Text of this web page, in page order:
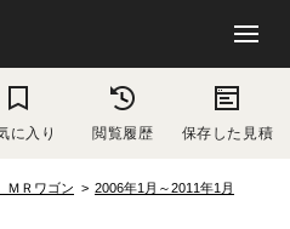
に入り 閲覧履歴 保存した見積
Ｒワゴン
2006年1月～2011年1月